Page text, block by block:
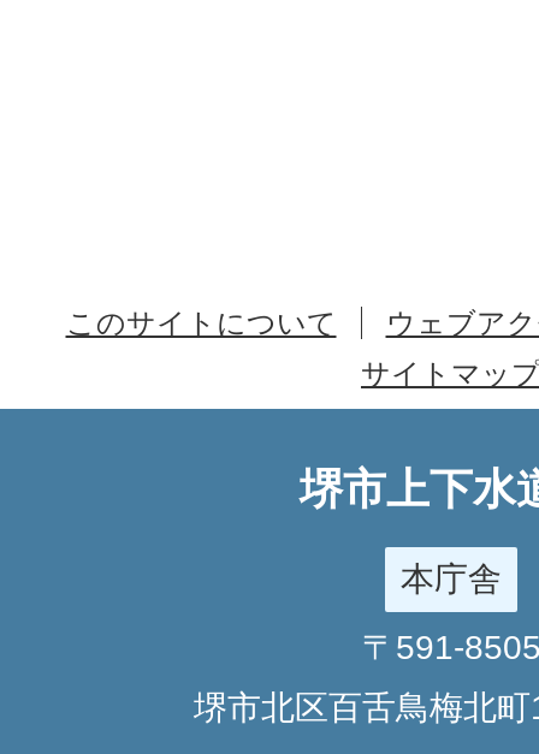
このサイトについて
ウェブア
サイトマッ
堺市上下水
本庁舎
〒591-
堺市北区百舌鳥梅北